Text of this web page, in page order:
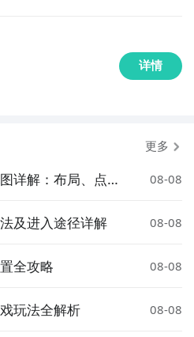
详情
更多
详解：布局、点位
08-08
及进入途径详解 08-08
全攻略 08-08
玩法全解析 08-08